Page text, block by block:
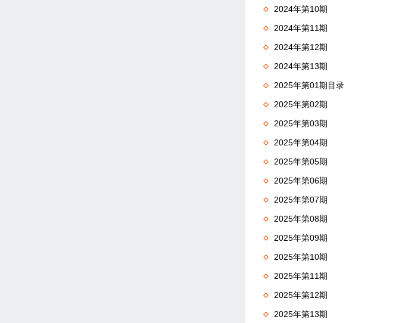
2024年第10期
2024年第11期
2024年第12期
2024年第13期
2025年第01期目录
2025年第02期
2025年第03期
2025年第04期
2025年第05期
2025年第06期
2025年第07期
2025年第08期
2025年第09期
2025年第10期
2025年第11期
2025年第12期
2025年第13期